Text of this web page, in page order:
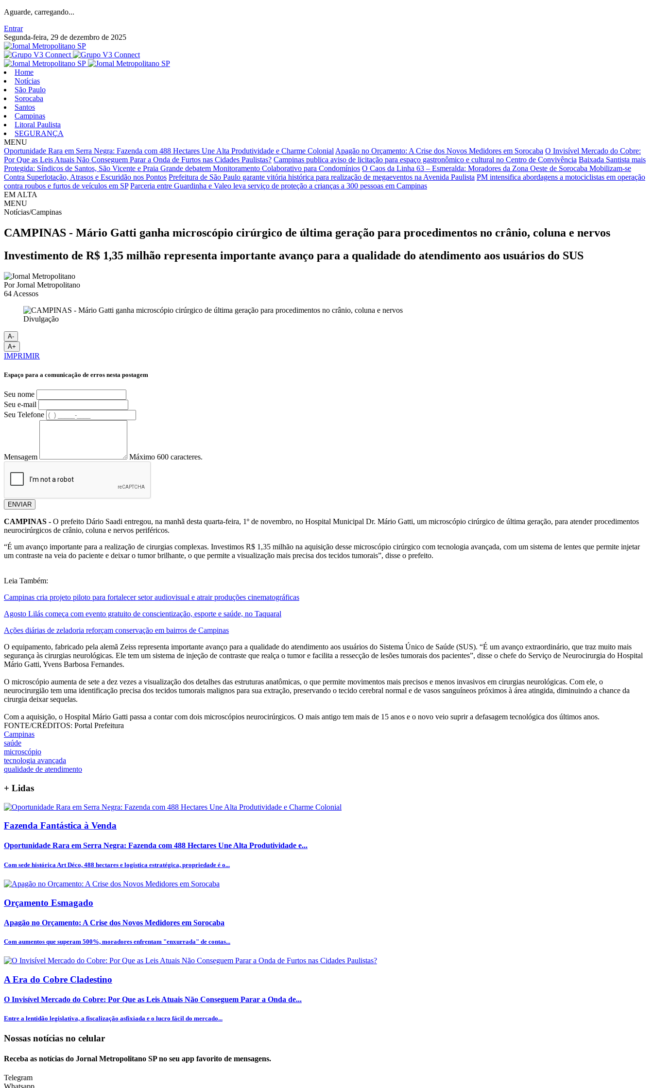
Aguarde, carregando...
Entrar
Segunda-feira, 29 de dezembro de 2025
Home
Notícias
São Paulo
Sorocaba
Santos
Campinas
Litoral Paulista
SEGURANÇA
MENU
Oportunidade Rara em Serra Negra: Fazenda com 488 Hectares Une Alta Produtividade e Charme Colonial Apagão no Orçamento: A Crise dos Novos Medidores em Sorocaba O Invisível Mercado do Cobre:
Por Que as Leis Atuais Não Conseguem Parar a Onda de Furtos nas Cidades Paulistas? Campinas publica aviso de licitação para espaço gastronômico e cultural no Centro de Convivência Baixada Santista mais
Protegida: Síndicos de Santos, São Vicente e Praia Grande debatem Monitoramento Colaborativo para Condomínios O Caos da Linha 63 – Esmeralda: Moradores da Zona Oeste de Sorocaba Mobilizam-se
Contra Superlotação, Atrasos e Escuridão nos Pontos Prefeitura de São Paulo garante vitória histórica para realização de megaeventos na Avenida Paulista PM intensifica abordagens a motociclistas em operação
contra roubos e furtos de veículos em SP Parceria entre Guardinha e Valeo leva serviço de proteção a crianças a 300 pessoas em Campinas
EM ALTA
MENU
Notícias/Campinas
CAMPINAS - Mário Gatti ganha microscópio cirúrgico de última geração para procedimentos no crânio, coluna e nervos
Investimento de R$ 1,35 milhão representa importante avanço para a qualidade do atendimento aos usuários do SUS
PorJornal Metropolitano
64 Acessos
Divulgação
A-
A+
IMPRIMIR
Espaço para a comunicação de erros nesta postagem
Seu nome
Seu e-mail
Seu Telefone
Mensagem Máximo 600 caracteres.
ENVIAR
CAMPINAS - O prefeito Dário Saadi entregou, na manhã desta quarta-feira, 1º de novembro, no Hospital Municipal Dr. Mário Gatti, um microscópio cirúrgico de última geração, para atender procedimentos
neurocirúrgicos de crânio, coluna e nervos periféricos.
“É um avanço importante para a realização de cirurgias complexas. Investimos R$ 1,35 milhão na aquisição desse microscópio cirúrgico com tecnologia avançada, com um sistema de lentes que permite injetar
um contraste na veia do paciente e deixar o tumor brilhante, o que permite a visualização mais precisa dos tecidos tumorais”, disse o prefeito.
Leia Também:
Campinas cria projeto piloto para fortalecer setor audiovisual e atrair produções cinematográficas
Agosto Lilás começa com evento gratuito de conscientização, esporte e saúde, no Taquaral
Ações diárias de zeladoria reforçam conservação em bairros de Campinas
O equipamento, fabricado pela alemã Zeiss representa importante avanço para a qualidade do atendimento aos usuários do Sistema Único de Saúde (SUS). “É um avanço extraordinário, que traz muito mais
segurança às cirurgias neurológicas. Ele tem um sistema de injeção de contraste que realça o tumor e facilita a ressecção de lesões tumorais dos pacientes”, disse o chefe do Serviço de Neurocirurgia do Hospital
Mário Gatti, Yvens Barbosa Fernandes.
O microscópio aumenta de sete a dez vezes a visualização dos detalhes das estruturas anatômicas, o que permite movimentos mais precisos e menos invasivos em cirurgias neurológicas. Com ele, o
neurocirurgião tem uma identificação precisa dos tecidos tumorais malignos para sua extração, preservando o tecido cerebral normal e de vasos sanguíneos próximos à área atingida, diminuindo a chance da
cirurgia deixar sequelas.
Com a aquisição, o Hospital Mário Gatti passa a contar com dois microscópios neurocirúrgicos. O mais antigo tem mais de 15 anos e o novo veio suprir a defasagem tecnológica dos últimos anos.
FONTE/CRÉDITOS: Portal Prefeitura
Campinas
saúde
microscópio
tecnologia avançada
qualidade de atendimento
+ Lidas
Fazenda Fantástica à Venda
Oportunidade Rara em Serra Negra: Fazenda com 488 Hectares Une Alta Produtividade e...
Com sede histórica Art Déco, 488 hectares e logística estratégica, propriedade é o...
Orçamento Esmagado
Apagão no Orçamento: A Crise dos Novos Medidores em Sorocaba
Com aumentos que superam 500%, moradores enfrentam "enxurrada" de contas...
A Era do Cobre Cladestino
O Invisível Mercado do Cobre: Por Que as Leis Atuais Não Conseguem Parar a Onda de...
Entre a lentidão legislativa, a fiscalização asfixiada e o lucro fácil do mercado...
Nossas notícias no celular
Receba as notícias do Jornal Metropolitano SP no seu app favorito de mensagens.
Telegram
Whatsapp